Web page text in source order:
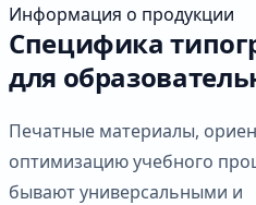
Информация о продукции
Специфика
для
Печатные материалы,
оптимизацию учебного
бывают универсальными и